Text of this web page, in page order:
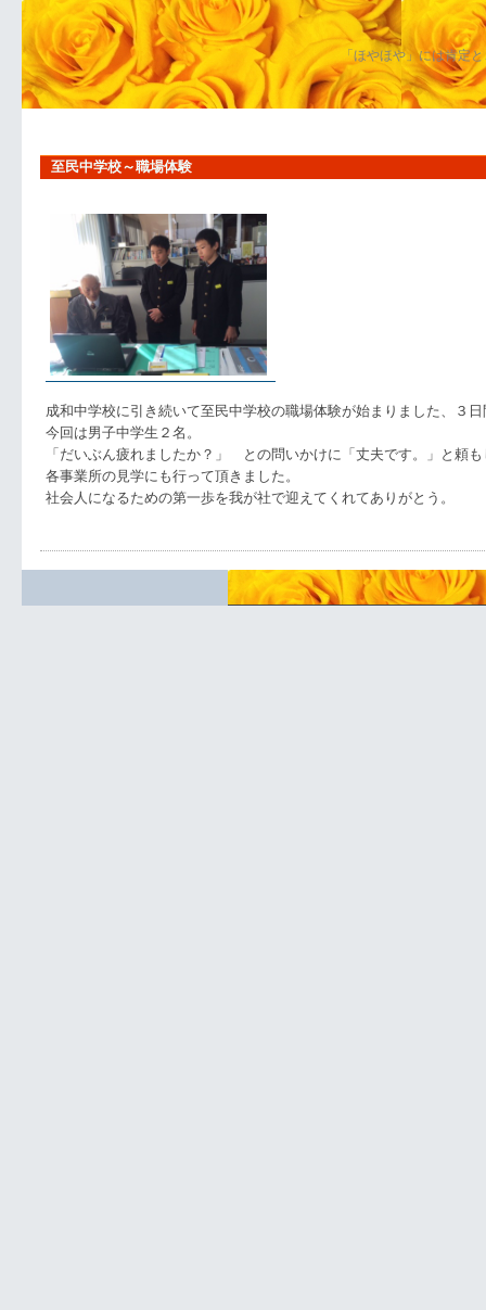
「ほやほや」には肯定
至民中学校～職場体験
成和中学校に引き続いて至民中学校の職場体験が始まりました、３日
今回は男子中学生２名。
「だいぶん疲れましたか？」 との問いかけに「丈夫です。」と頼
各事業所の見学にも行って頂きました。
社会人になるための第一歩を我が社で迎えてくれてありがとう。